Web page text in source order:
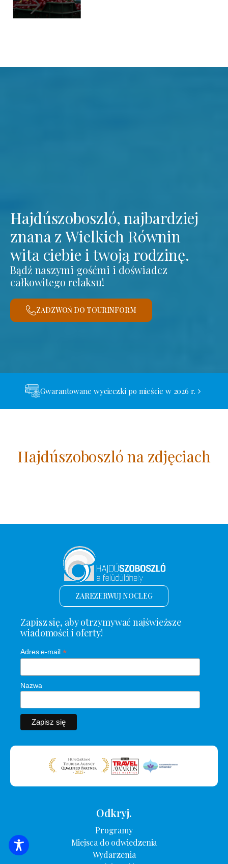
Hajdúszoboszló, najbardziej
znana z Wielkich Równin
wita ciebie i twoją rodzinę.
Bądź naszymi gośćmi i doświadcz
całkowitego relaksu!
ZADZWOŃ DO TOURINFORM
Gwarantowane wycieczki po mieście w 2026 r.
Hajdúszoboszló na zdjęciach
WYSZUKIWANIE ZAKWATEROWANIA
ZAREZERWUJ NOCLEG
Zapisz się, aby otrzymywać najświeższe
wiadomości i oferty!
Adres e-mail *
Nazwa
Odkryj.
Programy
Miejsca do odwiedzenia
Wydarzenia